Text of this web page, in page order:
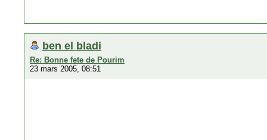
ben el bladi
Re: Bonne fete de Pourim
23 mars 2005, 08:51